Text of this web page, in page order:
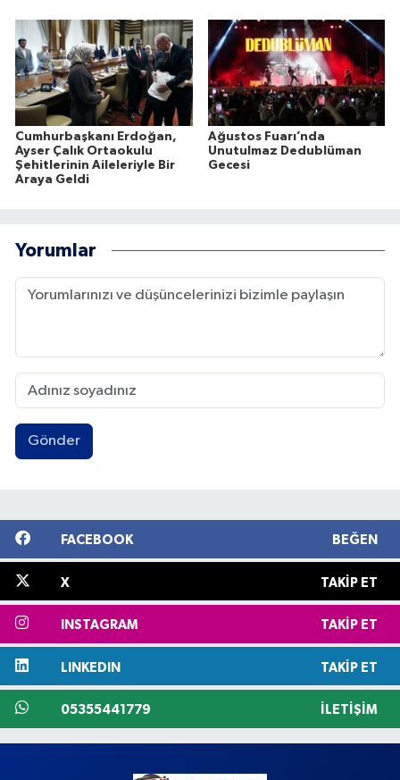
Cumhurbaşkanı Erdoğan,
Ayser Çalık Ortaokulu
Şehitlerinin Aileleriyle Bir
Araya Geldi
Ağustos Fuarı’nda
Unutulmaz Dedublüman
Gecesi
Yorumlar
Gönder
FACEBOOK BEĞEN
X TAKIP ET
INSTAGRAM TAKIP ET
LINKEDIN TAKIP ET
05355441779 İLETIŞIM